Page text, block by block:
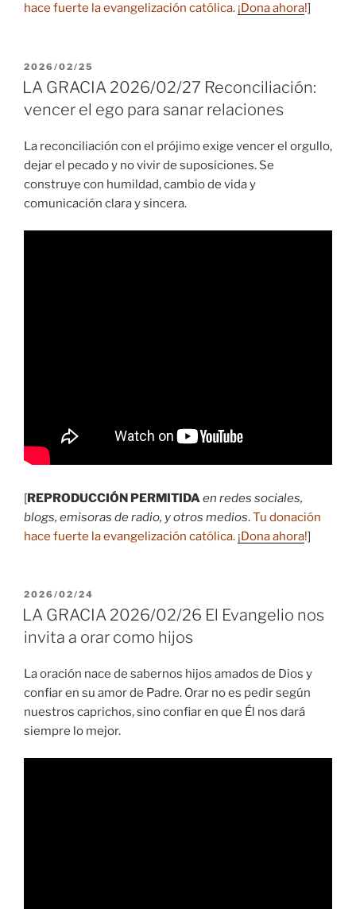
hace fuerte la evangelización católica. ¡Dona ahora!]
PUBLICADO
EL
2026/02/25
LA GRACIA 2026/02/27 Reconciliación:
vencer el ego para sanar relaciones
La reconciliación con el prójimo exige vencer el orgullo,
dejar el pecado y no vivir de suposiciones. Se
construye con humildad, cambio de vida y
comunicación clara y sincera.
[REPRODUCCIÓN PERMITIDA en redes sociales,
blogs, emisoras de radio, y otros medios.Tu donación
hace fuerte la evangelización católica. ¡Dona ahora!]
PUBLICADO
EL
2026/02/24
LA GRACIA 2026/02/26 El Evangelio nos
invita a orar como hijos
La oración nace de sabernos hijos amados de Dios y
confiar en su amor de Padre. Orar no es pedir según
nuestros caprichos, sino confiar en que Él nos dará
siempre lo mejor.